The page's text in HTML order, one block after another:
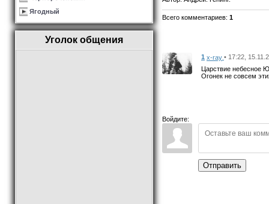
Ягодный
Уголок общения
Всего комментариев: 1
1 x-ray • 17:22,
Царствие небесное
Огонек не совсем
Войдите:
Отправить